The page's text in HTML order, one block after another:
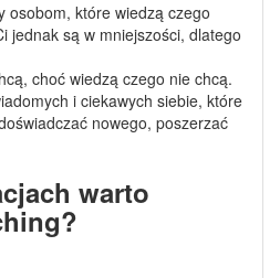
osobom, które wiedzą czego
jednak są w mniejszości, dlatego
choć wiedzą czego nie chcą.
i ciekawych siebie, które
nowego, poszerzać
warto